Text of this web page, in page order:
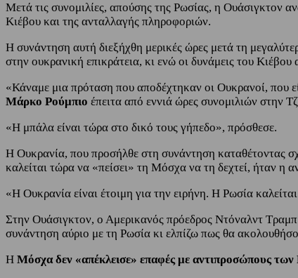
Μετά τις συνομιλίες, απούσης της Ρωσίας, η Ουάσιγκτον
Κιέβου και της ανταλλαγής πληροφοριών.
Η συνάντηση αυτή διεξήχθη μερικές ώρες μετά τη
στην ουκρανική επικράτεια, κι ενώ οι δυνάμεις του
«Κάναμε μια πρόταση που αποδέχτηκαν οι Ουκρανοί, που
Μάρκο Ρούμπιο έπειτα από εννιά ώρες συνομιλιών στην
«Η μπάλα είναι τώρα στο δικό τους γήπεδο», πρόσθεσε.
Η Ουκρανία, που προσήλθε στη συνάντηση καταθέτοντας
καλείται τώρα να «πείσει» τη Μόσχα να τη δεχτεί, ήταν η
«Η Ουκρανία είναι έτοιμη για την ειρήνη. Η Ρωσία
Στην Ουάσιγκτον, ο Αμερικανός πρόεδρος Ντόναλντ
συνάντηση αύριο με τη Ρωσία κι ελπίζω πως θα
Η Μόσχα δεν «απέκλεισε» επαφές με αντιπροσώπους